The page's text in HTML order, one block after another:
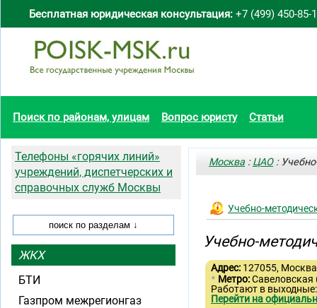
Бесплатная юридическая консультация: +7 (499) 450-85-
Поиск по районам, улицам Вопрос юристу Статьи
Москва :ЦАО:
Учебно-
Учебно-
Адрес: 127055,
• Метро:Савеловская
Работают в
Перейти на
Телефоны «горячих линий»
учреждений, диспетчерских и
справочных служб Москвы
ЖКХ
БТИ
Газпром межрегионгаз